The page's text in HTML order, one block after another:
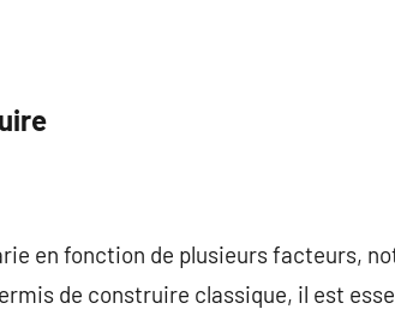
en fonction de plusieurs facteurs,
de construire classique, il est